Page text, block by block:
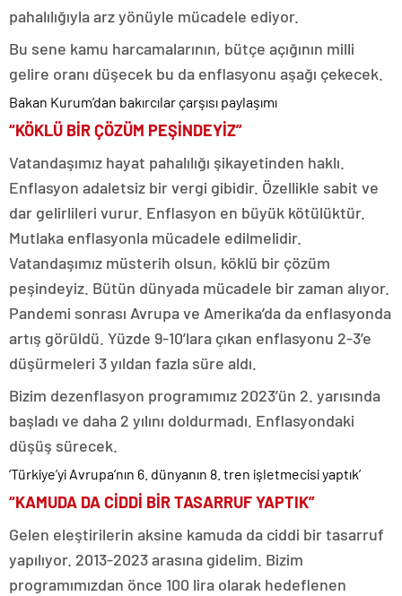
pahalılığıyla arz yönüyle mücadele ediyor.
Bu sene kamu harcamalarının, bütçe açığının milli
gelire oranı düşecek bu da enflasyonu aşağı çekecek.
Bakan Kurum’dan bakırcılar çarşısı paylaşımı
“KÖKLÜ BİR ÇÖZÜM PEŞİNDEYİZ”
Vatandaşımız hayat pahalılığı şikayetinden haklı.
Enflasyon adaletsiz bir vergi gibidir. Özellikle sabit ve
dar gelirlileri vurur. Enflasyon en büyük kötülüktür.
Mutlaka enflasyonla mücadele edilmelidir.
Vatandaşımız müsterih olsun, köklü bir çözüm
peşindeyiz. Bütün dünyada mücadele bir zaman alıyor.
Pandemi sonrası Avrupa ve Amerika’da da enflasyonda
artış görüldü. Yüzde 9-10’lara çıkan enflasyonu 2-3’e
düşürmeleri 3 yıldan fazla süre aldı.
Bizim dezenflasyon programımız 2023’ün 2. yarısında
başladı ve daha 2 yılını doldurmadı. Enflasyondaki
düşüş sürecek.
‘Türkiye’yi Avrupa’nın 6. dünyanın 8. tren işletmecisi yaptık’
“KAMUDA DA CİDDİ BİR TASARRUF YAPTIK”
Gelen eleştirilerin aksine kamuda da ciddi bir tasarruf
yapılıyor. 2013-2023 arasına gidelim. Bizim
programımızdan önce 100 lira olarak hedeflenen